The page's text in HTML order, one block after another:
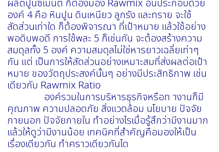
ผลิตปูนซีเมนต์ ก็ต้องมอง Rawmix อันประกอบด้วย
องค์ 4 คือ หินปูน ดินเหนียว ลูกรัง และทราย จะใช้
สัดส่วนเท่าใด ก็ต้องพิจารณา ที่เป้าหมาย แล้วใช้อย่าง
พอดิบพอดี การใช้พละ 5 ก็เช่นกัน จะต้องสร้างความ
สมดุลทั้ง 5 องค์ ความสมดุลไม่ใช่หารยาวเฉลี่ยเท่าๆ
กัน แต่ เป็นการให้สัดส่วนอย่างเหมาะสมที่ส่งผลต่อเป้า
หมาย ของวัตถุประสงค์นั้นๆ อย่างมีประสิทธิภาพ เช่น
เดียวกับ Rawmix Ratio
องค์รวมในการบริหารธุรกิจหรือท างานก็มี
คุณภาพ ความปลอดภัย สิ่งแวดล้อม นโยบาย ปัจจัย
ภายนอก ปัจจัยภายใน ทำอย่างไรเมื่อรู้สึกว่ามีงานมาก
แล้วให้ดูว่ามีงานน้อย เทคนิคที่สำคัญคือมองให้เป็น
เรื่องเดียวกัน ทำคราวเดียวกันได